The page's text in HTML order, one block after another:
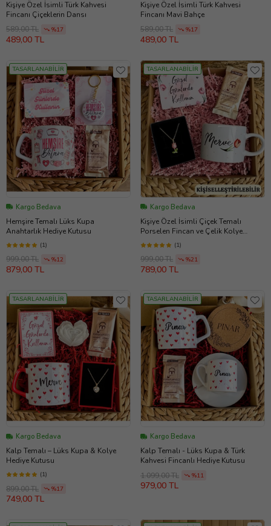
Kişiye Özel İsimli Türk Kahvesi
Fincanı Çiçeklerin Dansı
589,00 TL
%17
489,00 TL
Kişiye Özel İsimli Türk Kahvesi
Fincanı Mavi Bahçe
589,00 TL
%17
489,00 TL
TASARLANABİLİR
Kargo Bedava
Hemşire Temalı Lüks Kupa
Anahtarlık Hediye Kutusu
(1)
999,00 TL %12
879,00 TL
TASARLANABİLİR
Kargo Bedava
Kişiye Özel İsimli Çiçek Temalı
Porselen Fincan ve Çelik Kolye
Hediye Kutusu
(1)
999,00 TL %21
789,00 TL
TASARLANABİLİR
Kargo Bedava
Kalp Temalı – Lüks Kupa & Kolye
Hediye Kutusu
(1)
899,00 TL %17
749,00 TL
TASARLANABİLİR
Kargo Bedava
Kalp Temalı - Lüks Kupa & Türk
Kahvesi Fincanlı Hediye Kutusu
1.099,00 TL
%11
979,00 TL